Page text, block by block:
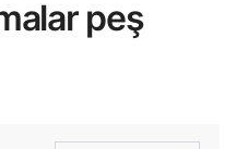
peş